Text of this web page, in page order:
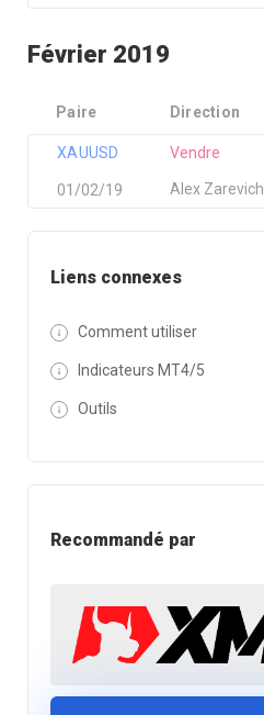
Liens connexes
Comment utiliser
Indicateurs MT4/5
Outils
Recommandé par
Février 2019
Paire Direction
XAUUSD
Alex Zarevich
Vendre
01/02/19